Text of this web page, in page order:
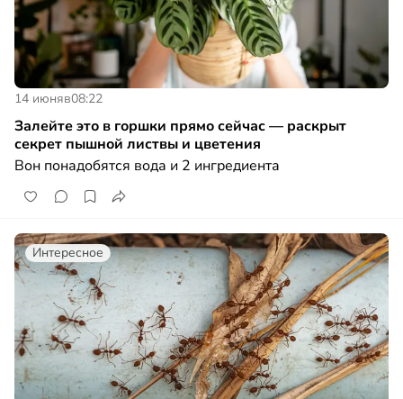
14 июняв08:22
Залейте это в горшки прямо сейчас — раскрыт
секрет пышной листвы и цветения
Вон понадобятся вода и 2 ингредиента
Интересное